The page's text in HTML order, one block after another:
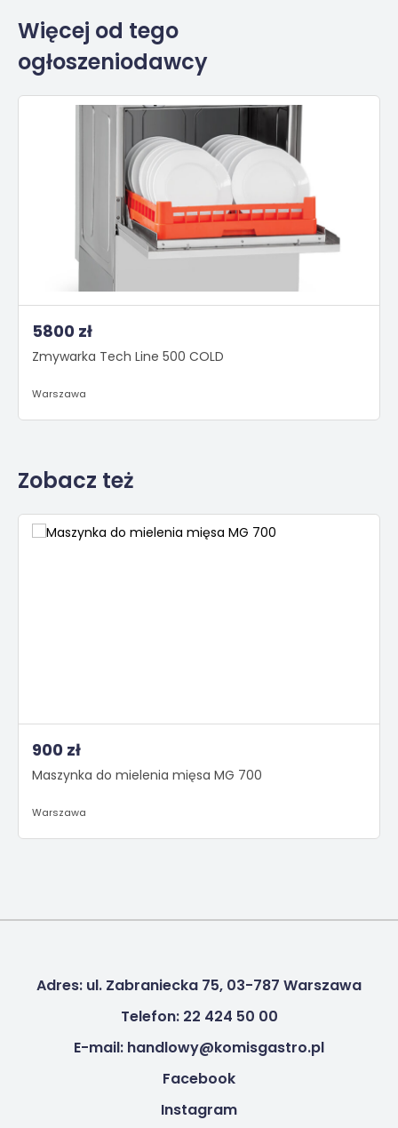
Więcej od tego
ogłoszeniodawcy
5800 zł
Zmywarka Tech Line 500 COLD
Warszawa
Zobacz też
900 zł
Maszynka do mielenia mięsa MG 700
Warszawa
Adres: ul. Zabraniecka 75, 03-787 Warszawa
Telefon: 22 424 50 00
E-mail: handlowy@komisgastro.pl
Facebook
Instagram